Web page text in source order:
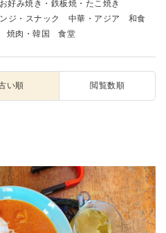
お好み焼き・鉄板焼・たこ焼き
ジ・スナック 中華・アジア
和食
焼肉・韓国 食堂
い順 閲覧数順